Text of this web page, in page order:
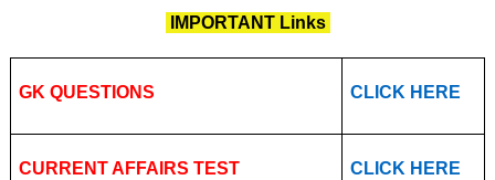
IMPORTANT Links
GK QUESTIONS CLICK HERE
CURRENT AFFAIRS TEST CLICK HERE